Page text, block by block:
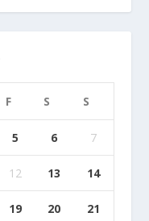
F S S
5 6 7
12 13 14
19 20 21